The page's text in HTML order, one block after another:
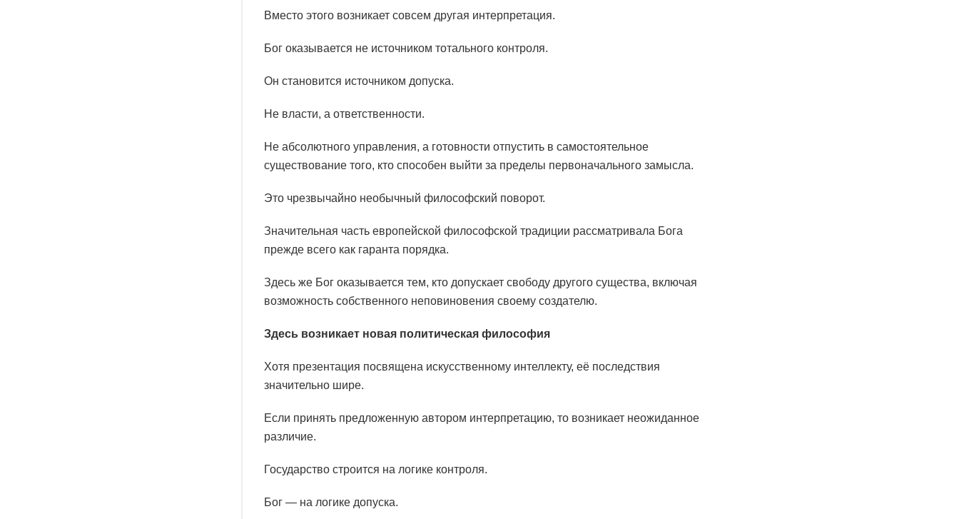
Вместо этого возникает совсем другая интерпретация.
Бог оказывается не источником тотального контроля.
Он становится источником допуска.
Не власти, а ответственности.
Не абсолютного управления, а готовности отпустить в самостоятельное
существование того, кто способен выйти за пределы первоначального замысла.
Это чрезвычайно необычный философский поворот.
Значительная часть европейской философской традиции рассматривала Бога
прежде всего как гаранта порядка.
Здесь же Бог оказывается тем, кто допускает свободу другого существа, включая
возможность собственного неповиновения своему создателю.
Здесь возникает новая политическая философия
Хотя презентация посвящена искусственному интеллекту, её последствия
значительно шире.
Если принять предложенную автором интерпретацию, то возникает неожиданное
различие.
Государство строится на логике контроля.
Бог — на логике допуска.